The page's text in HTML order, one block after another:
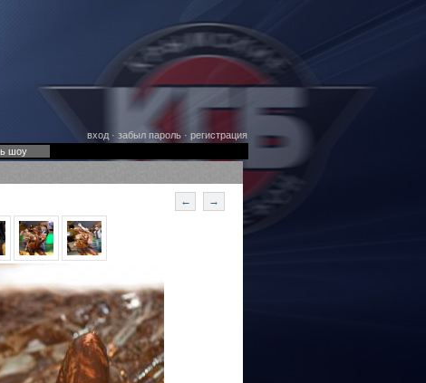
вход· забыл пароль· регистрация
шоу
← →